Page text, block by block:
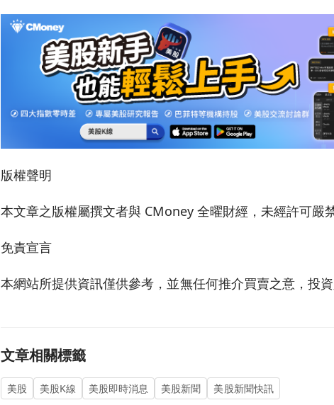
版權聲明
本文章之版權屬撰文者與 CMoney 全曜財經，未經許可嚴
免責宣言
本網站所提供資訊僅供參考，並無任何推介買賣之意，投資
文章相關標籤
美股 美股K線 美股即時消息 美股新聞 美股新聞快訊